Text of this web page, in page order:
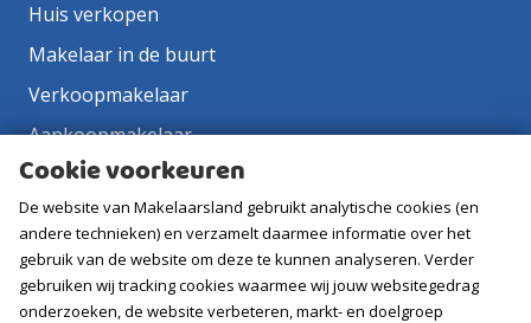
Huis verkopen
Makelaar in de buurt
Verkoopmakelaar
Aankoopmakelaar
Contact
Vacatures
Volg ons
Cookie voorkeuren
De website van Makelaarsland gebruikt analytische cookies (en
andere technieken) en verzamelt daarmee informatie over het
gebruik van de website om deze te kunnen analyseren. Verder
gebruiken wij tracking cookies waarmee wij jouw websitegedrag
onderzoeken, de website verbeteren, markt- en doelgroep